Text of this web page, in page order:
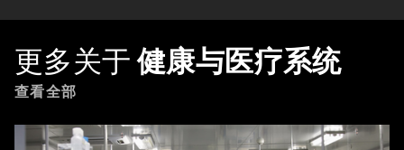
更多关于 健康与医疗系统
查看全部